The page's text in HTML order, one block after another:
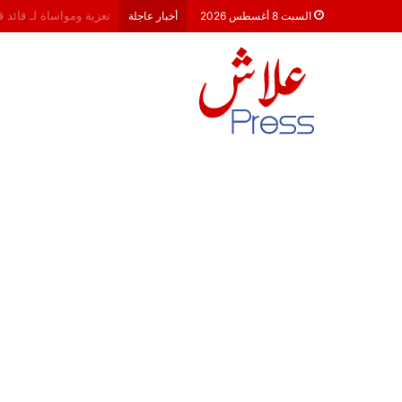
السبت 8 أغسطس 2026 أخبار عاجلة هشام جناح: من تألق